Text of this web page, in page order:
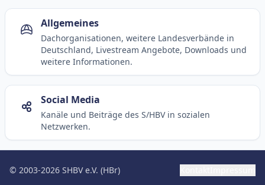
Allgemeines
Dachorganisationen, weitere Landesverbände in
Deutschland, Livestream Angebote, Downloads und
weitere Informationen.
Social Media
Kanäle und Beiträge des S/HBV in sozialen
Netzwerken.
© 2003-2026 SHBV e.V. (HBr)